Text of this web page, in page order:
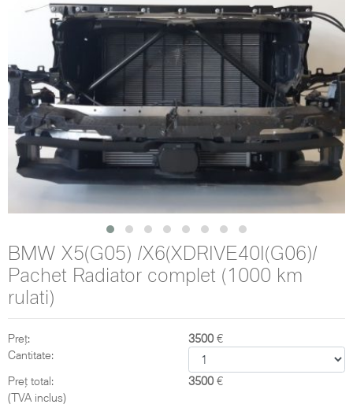
BMW X5(G05) /X6(XDRIVE40I(G06)/
Pachet Radiator complet (1000 km
rulati)
Preț: 3500€
Cantitate:
Preț total:
(TVA inclus)
3500€